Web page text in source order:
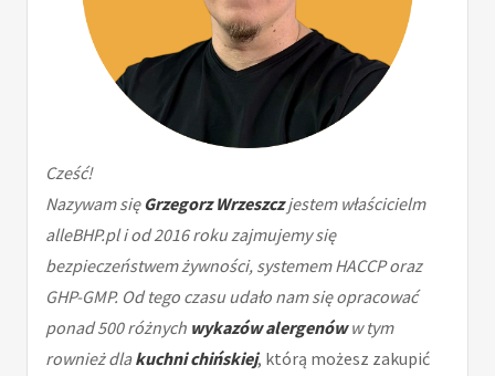
Cześć!
Nazywam sięGrzegorz Wrzeszczjestem właścicielm
alleBHP.pl i od 2016 roku zajmujemy się
bezpieczeństwem żywności, systemem HACCP oraz
GHP-GMP. Od tego czasu udało nam się opracować
ponad 500 różnych wykazów alergenóww tym
rownież dlakuchni chińskiej, którą możesz zakupić